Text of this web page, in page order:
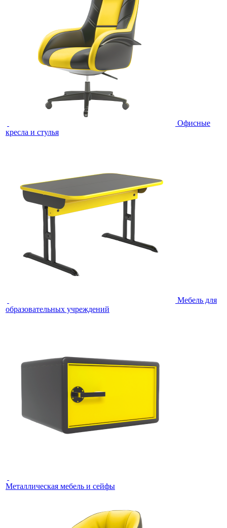
Офисные
кресла и стулья
Мебель для
образовательных учреждений
Металлическая мебель и сейфы